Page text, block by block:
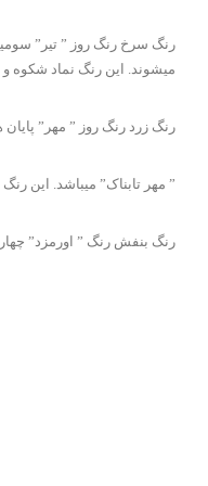
رنگ سرخ رنگ روز ” تیر”
میشوند. این رنگ نماد شکوه
رنگ زرد رنگ روز ” مهر” پایان
” مهر تابناک” میباشد. این
رنگ بنفش رنگ ” اورمزد”